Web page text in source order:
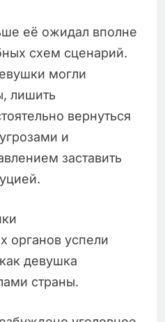
её ожидал вполне
схем сценарий.
могли
лишить
вернуться
и
заставить
органов успели
девушка
страны.